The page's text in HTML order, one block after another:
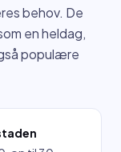
behov. De
en heldag,
populære